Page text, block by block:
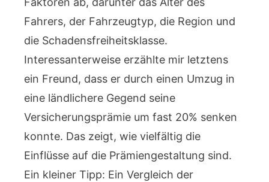
Fahrers, der Fahrzeugtyp, die Region und
die Schadensfreiheitsklasse.
Interessanterweise erzählte mir letztens
ein Freund, dass er durch einen Umzug in
eine ländlichere Gegend seine
Versicherungsprämie um fast 20% senken
konnte. Das zeigt, wie vielfältig die
Einflüsse auf die Prämiengestaltung sind.
Ein kleiner Tipp: Ein Vergleich der